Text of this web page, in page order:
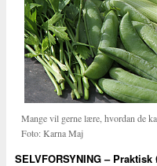
Mange vil gerne lære, hvordan de
Foto: Karna Maj
SELVFORSYNING –